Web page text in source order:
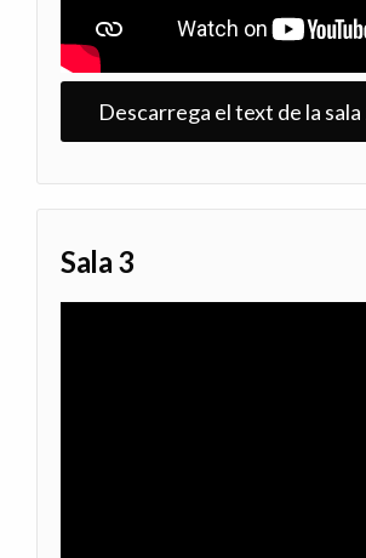
Descarrega el text de la sala
Sala 3